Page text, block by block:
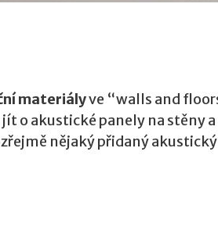
materiályve “walls and
jít o akustické panely na stěny
nějaký přidaný